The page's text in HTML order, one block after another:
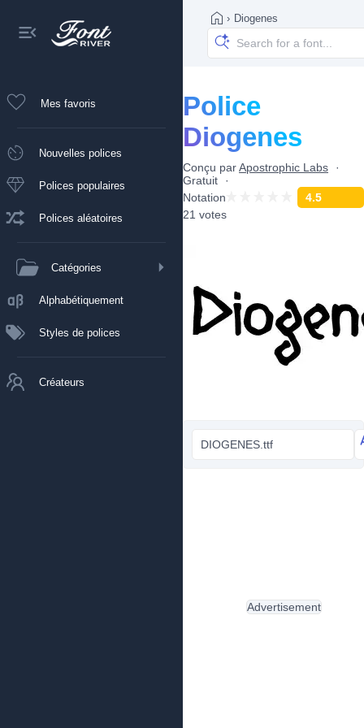
Mes favoris
Nouvelles polices
Polices populaires
Polices aléatoires
Catégories
Alphabétiquement
Styles de polices
Créateurs
› Diogenes
Police
Diogenes
Conçu parApostrophic Labs
Gratuit
Notation
4.5
21 votes
DIOGENES.ttf
Advertisement